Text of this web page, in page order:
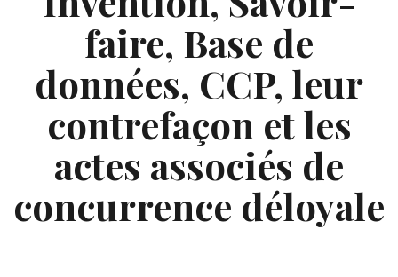
faire, Base de
données, CCP, leur
contrefaçon et les
actes associés de
concurrence déloyale